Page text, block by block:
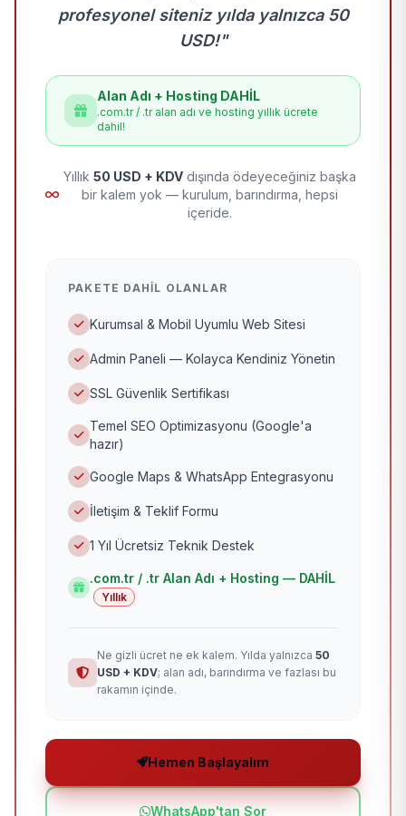
profesyonel siteniz yılda yalnızca 50
USD!"
Alan Adı + Hosting DAHİL
.com.tr / .tr alan adı ve hosting yıllık ücrete
dahil!
Yıllık 50 USD + KDV dışında ödeyeceğiniz başka
bir kalem yok — kurulum, barındırma, hepsi
içeride.
PAKETE DAHIL OLANLAR
Kurumsal & Mobil Uyumlu Web Sitesi
Admin Paneli — Kolayca Kendiniz Yönetin
SSL Güvenlik Sertifikası
Temel SEO Optimizasyonu (Google'a
hazır)
Google Maps & WhatsApp Entegrasyonu
İletişim & Teklif Formu
1 Yıl Ücretsiz Teknik Destek
.com.tr / .tr Alan Adı + Hosting — DAHİL
Yıllık
Ne gizli ücret ne ek kalem. Yılda yalnızca 50
USD + KDV; alan adı, barındırma ve fazlası bu
rakamın içinde.
Hemen Başlayalım
WhatsApp'tan Sor